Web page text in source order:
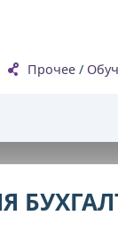
Прочее/